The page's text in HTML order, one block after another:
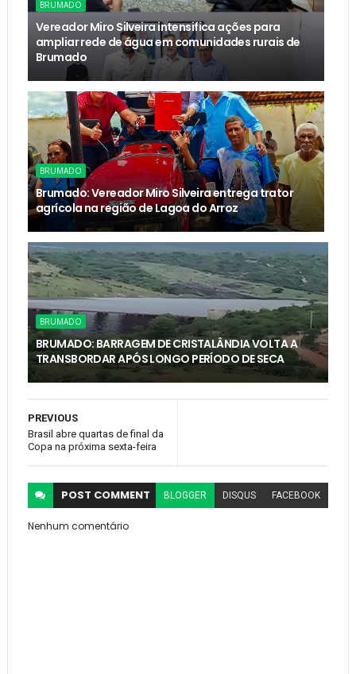
BRUMADO
Vereador Miro Silveira intensifica ações para
ampliar rede de água em comunidades rurais de
Brumado
BRUMADO
Brumado: Vereador Miro Silveira entrega trator
agrícola na região de Lagoa do Arroz
BRUMADO
BRUMADO: BARRAGEM DE CRISTALÂNDIA VOLTA A
TRANSBORDAR APÓS LONGO PERÍODO DE SECA
PREVIOUS
Brasil abre quartas de final da
Copa na próxima sexta-feira
POST COMMENT BLOGGER DISQUS FACEBOOK
Nenhum comentário